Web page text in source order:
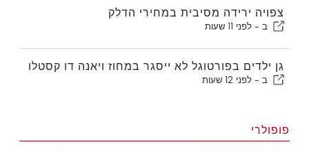
צפויה ירידה מסיבית במחירי הדלק
ב - לפני 11 שעות
גן ילדים בפורטוגל לא ייסגר במחוז ויאנה דו קסטלו
ב - לפני 12 שעות
פופולרי